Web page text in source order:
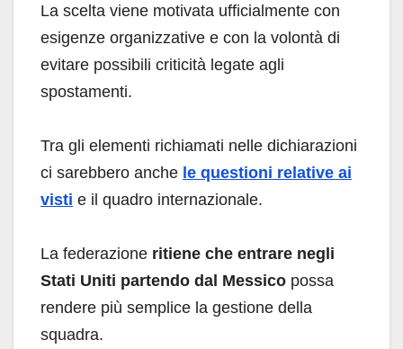
La scelta viene motivata ufficialmente con
esigenze organizzative e con la volontà di
evitare possibili criticità legate agli
spostamenti.
Tra gli elementi richiamati nelle dichiarazioni
ci sarebbero anche le questioni relative ai
visti e il quadro internazionale.
La federazione ritiene che entrare negli
Stati Uniti partendo dal Messico possa
rendere più semplice la gestione della
squadra.